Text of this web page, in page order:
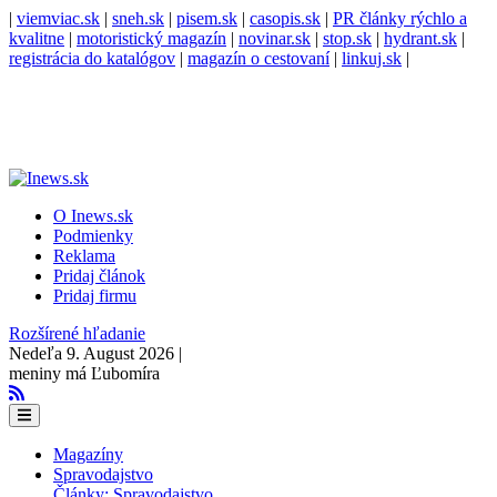
| viemviac.sk | sneh.sk | pisem.sk | casopis.sk | PR články rýchlo a
kvalitne | motoristický magazín | novinar.sk | stop.sk | hydrant.sk |
registrácia do katalógov | magazín o cestovaní| linkuj.sk |
O Inews.sk
Podmienky
Reklama
Pridaj článok
Pridaj firmu
Rozšírené hľadanie
Nedeľa 9. August 2026 |
meniny má Ľubomíra
Magazíny
Spravodajstvo